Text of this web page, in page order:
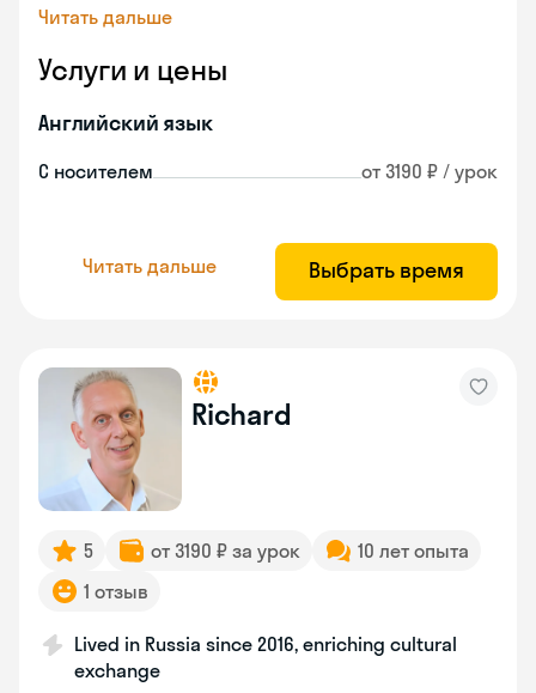
Читать дальше
Услуги и цены
Английский язык
С носителем от 3190 ₽ / урок
Читать дальше Выбрать время
Richard
5 от 3190 ₽ за урок
10 лет опыта
1 отзыв
Lived in Russia since 2016, enriching cultural
exchange